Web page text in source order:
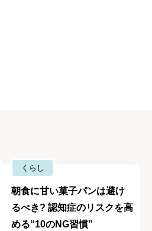
くらし
朝食に甘い菓子パンは避け
るべき? 認知症のリスクを高
める“10のNG習慣”